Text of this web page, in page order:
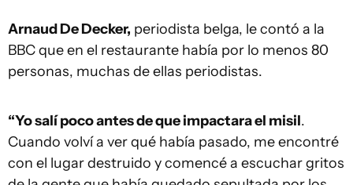
Arnaud De Decker, periodista belga, le contó a la
BBC que en el restaurante había por lo menos 80
personas, muchas de ellas periodistas.
“Yo salí poco antes de que impactara el misil.
Cuando volví a ver qué había pasado, me encontré
con el lugar destruido y comencé a escuchar gritos